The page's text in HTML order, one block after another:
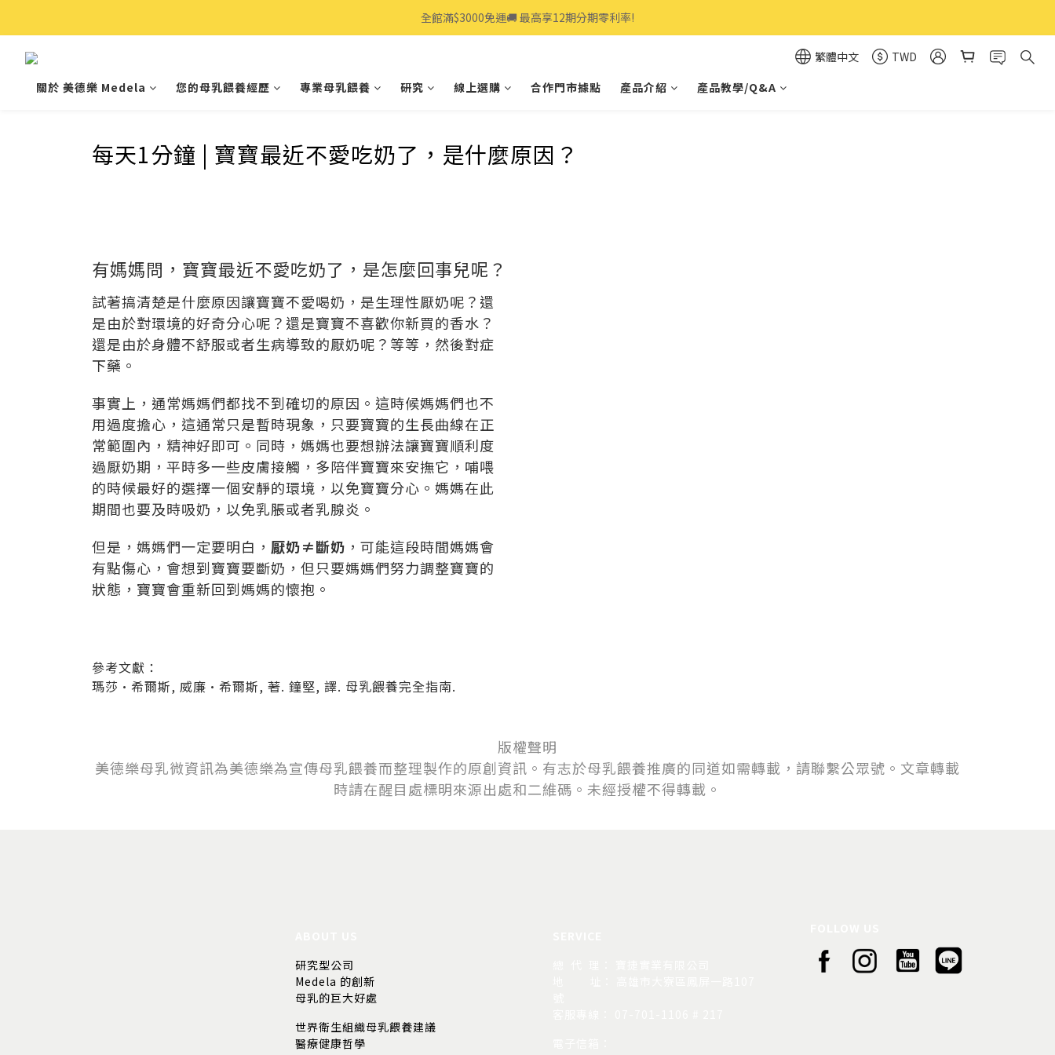
全館滿$3000免運🚚 最高享12期分期零利率!
全館滿$3000免運🚚 最高享12期分期零利率!
全館滿$3000免運🚚 最高享12期分期零利率!
繁體中文
TWD
關於 美德樂 Medela
您的母乳餵養經歷 專業母乳餵養 研究 線上選購 合作門市據點 產品介紹 產品教學/Q&A
每天1分鐘 | 寶寶最近不愛吃奶了，是什麼原因？
有媽媽問，寶寶最近不愛吃奶了，是怎麼回事兒呢？
試著搞清楚是什麼原因讓寶寶不愛喝奶，是生理性厭奶呢？還
是由於對環境的好奇分心呢？還是寶寶不喜歡你新買的香水？
還是由於身體不舒服或者生病導致的厭奶呢？等等，然後對症
下藥。
事實上，通常媽媽們都找不到確切的原因。這時候媽媽們也不
用過度擔心，這通常只是暫時現象，只要寶寶的生長曲線在正
常範圍內，精神好即可。同時，媽媽也要想辦法讓寶寶順利度
過厭奶期，平時多一些皮膚接觸，多陪伴寶寶來安撫它，哺喂
的時候最好的選擇一個安靜的環境，以免寶寶分心。媽媽在此
期間也要及時吸奶，以免乳脹或者乳腺炎。
但是，媽媽們一定要明白， 厭奶≠斷奶 ，可能這段時間媽媽會
有點傷心，會想到寶寶要斷奶，但只要媽媽們努力調整寶寶的
狀態，寶寶會重新回到媽媽的懷抱。
參考文獻：
瑪莎·希爾斯, 威廉·希爾斯, 著. 鐘堅, 譯. 母乳餵養完全指南.
版權聲明
美德樂母乳微資訊為美德樂為宣傳母乳餵養而整理製作的原創資訊。有志於母乳餵養推廣的同道如需轉載，請聯繫公眾號。文章轉載
時請在醒目處標明來源出處和二維碼。未經授權不得轉載。
研究型公司
Medela 的創新
母乳的巨大好處
世界衛生組織母乳餵養建議
醫療健康哲學